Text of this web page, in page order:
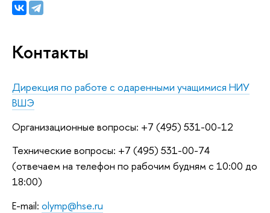
Контакты
Дирекция по работе с одаренными учащимися НИУ
ВШЭ
Организационные вопросы: +7 (495) 531-00-12
Технические вопросы: +7 (495) 531-00-74
(отвечаем на телефон по рабочим будням с 10:00 до
18:00)
E-mail: olymp@hse.ru